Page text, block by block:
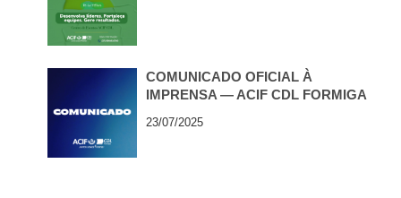
COMUNICADO OFICIAL À
IMPRENSA — ACIF CDL FORMIGA
23/07/2025